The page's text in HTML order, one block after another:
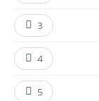
3
4
5